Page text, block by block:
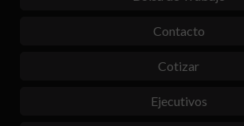
Contacto
Cotizar
Ejecutivos